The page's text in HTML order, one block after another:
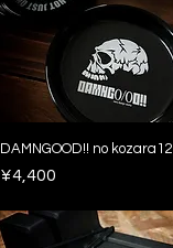
DAMNGOOD!! no kozara12
Price
¥4,400